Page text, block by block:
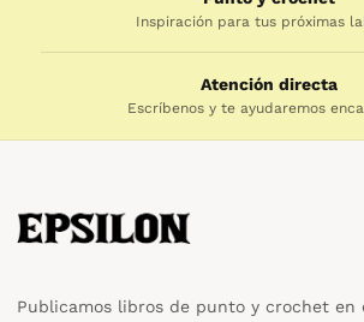
Inspiración para tus próximas
Atención directa
Escríbenos y te ayudaremos
Publicamos libros de punto y crochet en